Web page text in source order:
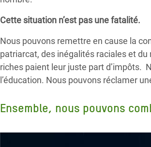
Cette situation n’est pas une fatalité.
Nous pouvons remettre en cause la
patriarcat, des inégalités raciales et
riches paient leur juste part d’impôts.
l’éducation. Nous pouvons réclamer
Ensemble, nous pouvons